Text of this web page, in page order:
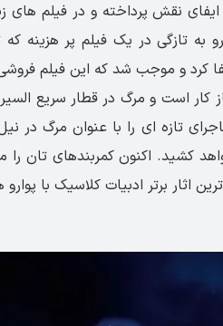
ایفای نقش پرداخته و در فیلم
به تازگی در یک فیلم پر هزینه
کار است و مرگ در قطار سریع
است این کاراگاه بزرگ در سال 2020 ماجرای تازه ای را
کشید. اکنون کمربندهای تان را
اثار برتر ادبیات کلاسیک با پوارو